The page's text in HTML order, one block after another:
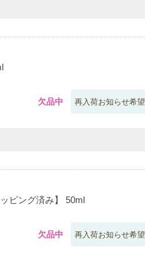
欠品中 再入荷お知らせ希望
ピング済み】 50ml
欠品中 再入荷お知らせ希望